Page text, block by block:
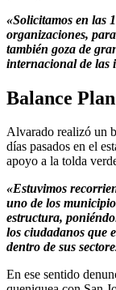
«Solicitamos en las
organizaciones,
también goza de
internacional de las
Balance
Alvarado realizó un
días pasados en el
apoyo a la tolda
«Estuvimos
uno de los
estructura,
los ciudadanos que
dentro de sus
En ese sentido